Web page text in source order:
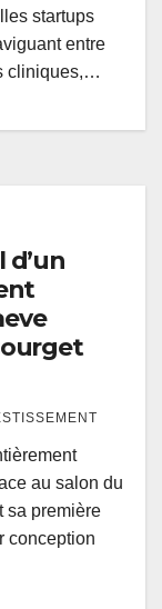
startups
entre
cliniques,…
au salon du
sa première
conception